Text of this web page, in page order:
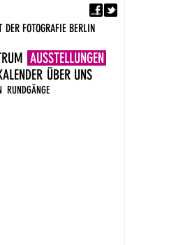
FOTOGRAFIE BERLIN
AUSSTELLUNGEN
RUNDGÄNGE
ÜBER UNS